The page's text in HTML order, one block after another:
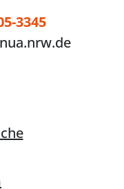
3345